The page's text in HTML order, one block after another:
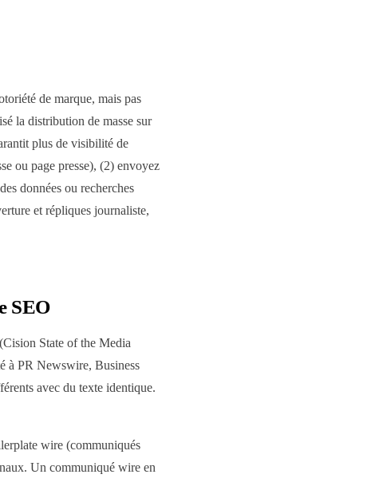
de marque, mais pas
la distribution de masse sur
plus de visibilité de
ou page presse), (2) envoyez
données ou recherches
et répliques journaliste,
SEO
State of the Media
à PR Newswire, Business
avec du texte identique.
wire (communiqués
Un communiqué wire en